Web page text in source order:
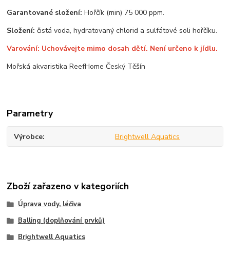
Garantované složení:Hořčík (min) 75 000 ppm.
Složení:čistá voda, hydratovaný chlorid a sulfátové soli hořčíku.
Varování: Uchovávejte mimo dosah dětí. Není určeno k jídlu.
Mořská akvaristika ReefHome Český Těšín
Parametry
Výrobce Brightwell Aquatics
Zboží zařazeno v kategoriích
Úprava vody, léčiva
Balling (doplňování prvků)
Brightwell Aquatics